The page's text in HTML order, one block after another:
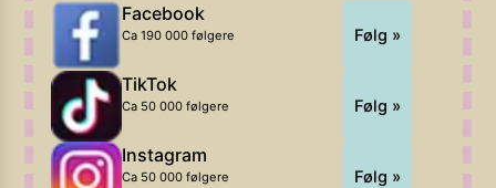
Facebook
Ca 190 000 følgere Følg »
TikTok
Ca 50 000 følgere Følg »
Instagram
Ca 50 000 følgere Følg »